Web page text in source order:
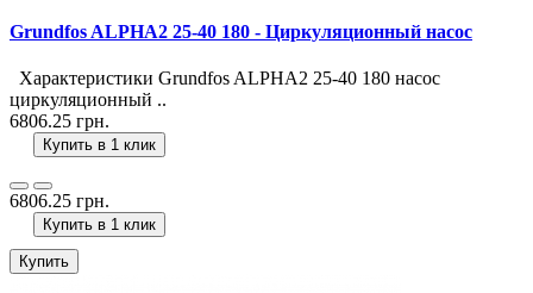
Grundfos ALPHA2 25-40 180 - Циркуляционный насос
Характеристики Grundfos ALPHA2 25-40 180 насос
циркуляционный ..
6806.25 грн.
Купить в 1 клик
6806.25 грн.
Купить в 1 клик
Купить